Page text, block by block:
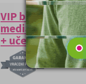
VIP balíček -
mediálních
+ učebnice 2026/
PROGRAM